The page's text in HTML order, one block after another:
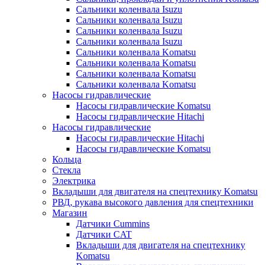
Сальники коленвала Isuzu
Сальники коленвала Isuzu
Сальники коленвала Isuzu
Сальники коленвала Isuzu
Сальники коленвала Komatsu
Сальники коленвала Komatsu
Сальники коленвала Komatsu
Сальники коленвала Komatsu
Насосы гидравлические
Насосы гидравлические Komatsu
Насосы гидравлические Hitachi
Насосы гидравлические
Насосы гидравлические Hitachi
Насосы гидравлические Komatsu
Кольца
Стекла
Электрика
Вкладыши для двигателя на спецтехнику Komatsu
РВД, рукава высокого давления для спецтехники
Магазин
Датчики Cummins
Датчики CAT
Вкладыши для двигателя на спецтехнику
Komatsu